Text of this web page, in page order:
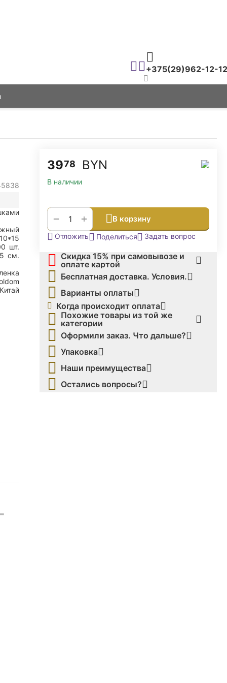
+375(29)962-12-12
10*15
шт.
см.
Китай
3978 BYN
В наличии
+
− В корзину
Отложить Поделиться Задать вопрос
Скидка 15% при самовывозе и
оплате картой
Бесплатная доставка. Условия.
Варианты оплаты
Когда происходит оплата
Похожие товары из той же
категории
Оформили заказ. Что дальше?
Упаковка
Наши преимущества
Остались вопросы?